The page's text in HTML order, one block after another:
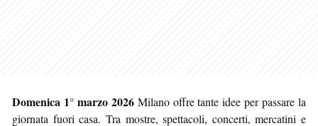
Domenica 1° marzo 2026Milano offre tante idee per passare la
giornata fuori casa. Tra mostre, spettacoli, concerti, mercatini e